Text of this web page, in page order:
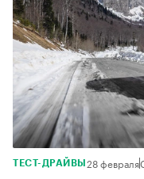
ТЕСТ-ДРАЙВЫ 28 февраля